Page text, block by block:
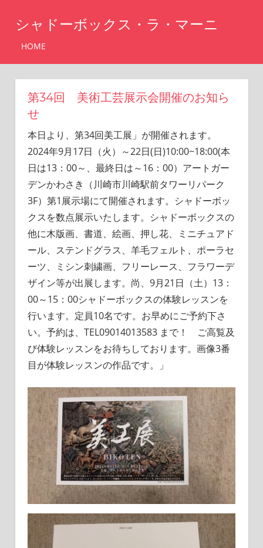
シャドーボックス・ラ・マーニ
シ
ド
ー
ス・
HOME
第34回 美術工芸展示会開催のお知ら
せ
本日より、第34回美工展」が開催されます。
2024年9月17日（火）～22日(日)10:00~18:00(本
日は13：00～、最終日は～16：00）アートガー
デンかわさき（川崎市川崎駅前タワーリパーク
3F）第1展示場にて開催されます。シャドーボッ
クスを数点展示いたします。シャドーボックスの
他に木版画、書道、絵画、押し花、ミニチュアド
ール、ステンドグラス、羊毛フェルト、ポーラセ
ーツ、ミシン刺繍画、フリーレース、フラワーデ
ザイン等が出展します。尚、9月21日（土）13：
00～15：00シャドーボックスの体験レッスンを
行います。定員10名です。お早めにご予約下さ
い。予約は、TEL09014013583 まで！ ご高覧及
び体験レッスンをお待ちしております。画像3番
目が体験レッスンの作品です。」